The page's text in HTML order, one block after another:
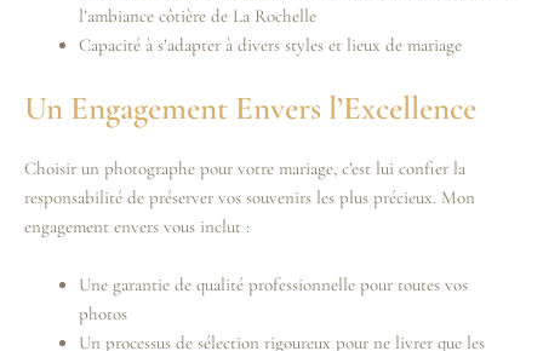
l’ambiance côtière de La Rochelle
Capacité à s’adapter à divers styles et lieux de mariage
Un Engagement Envers l’Excellence
Choisir un photographe pour votre mariage, c’est lui confier la
responsabilité de préserver vos souvenirs les plus précieux. Mon
engagement envers vous inclut :
Une garantie de qualité professionnelle pour toutes vos
photos
Un processus de sélection rigoureux pour ne livrer que les